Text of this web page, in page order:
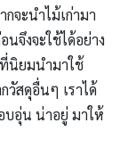
จะนำไม้เก่ามา
จึงจะใช้ได้อย่าง
นิยมนำมาใช้
วัสดุอื่นๆ เราได้
บอุ่น น่าอยู่ มาให้